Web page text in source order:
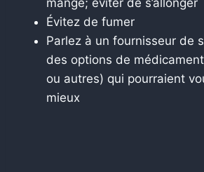
Évitez de fumer
Parlez à un fournisseur de
des options de
ou autres) qui pourraient
mieux